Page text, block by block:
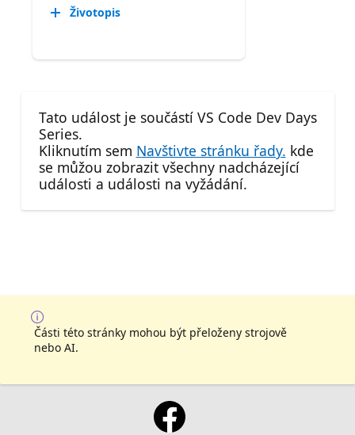
Životopis
Tato událost je součástí VS Code Dev Days
Series.
Kliknutím sem Navštivte stránku řady. kde
se můžou zobrazit všechny nadcházející
události a události na vyžádání.
Části této stránky mohou být přeloženy strojově
nebo AI.